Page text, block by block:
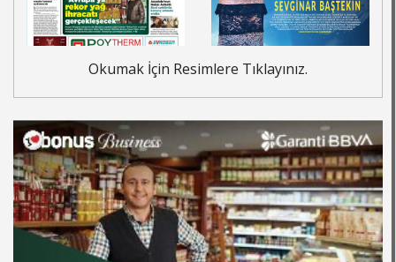
Okumak İçin Resimlere Tıklayınız.